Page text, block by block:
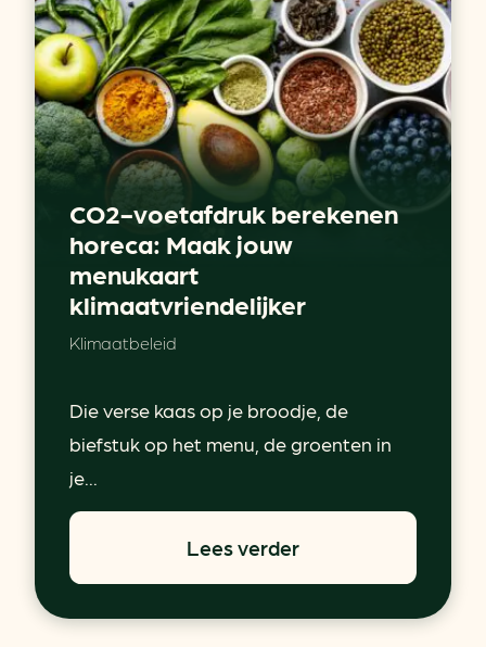
CO2-voetafdruk berekenen
horeca: Maak jouw
menukaart
klimaatvriendelijker
Klimaatbeleid
Die verse kaas op je broodje, de
biefstuk op het menu, de groenten in
je...
Lees verder